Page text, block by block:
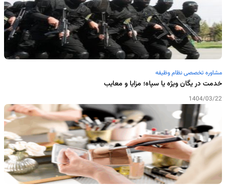
مشاوره تخصصی نظام وظیفه
خدمت در یگان ویژه یا سپاه؛ مزایا و معایب
1404/03/22